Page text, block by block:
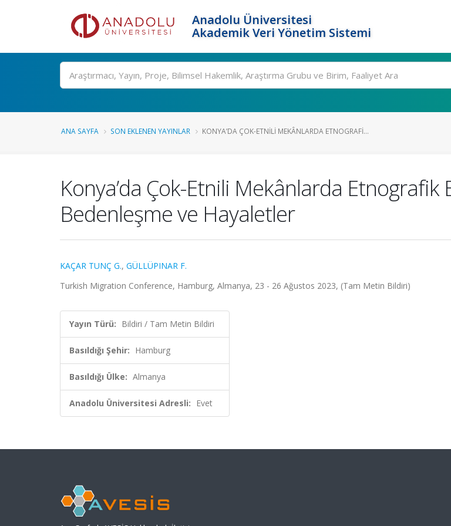
Anadolu Üniversitesi
Akademik Veri Yönetim Sistemi
Ara
ANA SAYFA SON EKLENEN YAYINLAR KONYA’DA ÇOK-ETNILI MEKÂNLARDA ETNOGRAFI...
Konya’da Çok-Etnili Mekânlarda Etnografik
Bedenleşme ve Hayaletler
KAÇAR TUNÇ G., GÜLLÜPINAR F.
Turkish Migration Conference, Hamburg, Almanya, 23 - 26 Ağustos 2023, (Tam Metin Bildiri)
Yayın Türü: Bildiri / Tam Metin Bildiri
Basıldığı Şehir: Hamburg
Basıldığı Ülke: Almanya
Anadolu Üniversitesi Adresli: Evet